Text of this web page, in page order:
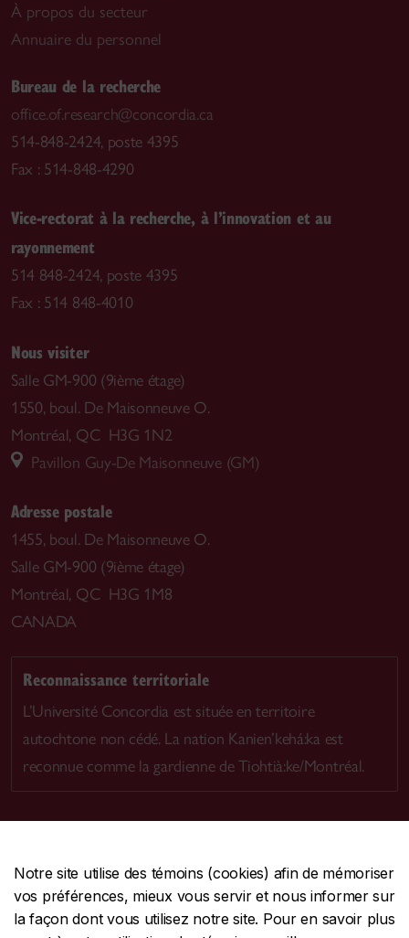
Notre site utilise des témoins (cookies) afin de mémoriser
vos préférences, mieux vous servir et nous informer sur
la façon dont vous utilisez notre site. Pour en savoir plus
À propos du secteur
Annuaire du personnel
Bureau de la recherche
office.of.research@concordia.ca
514-848-2424, poste 4395
Fax : 514-848-4290
Vice-rectorat à la recherche, à l’innovation et au
rayonnement
514 848-2424, poste 4395
Fax : 514 848-4010
Nous visiter
Salle GM-900 (9ième étage)
1550, boul. De Maisonneuve O.
Montréal, QC H3G 1N2
Pavillon Guy-De Maisonneuve (GM)
Adresse postale
1455, boul. De Maisonneuve O.
Salle GM-900 (9ième étage)
Montréal, QC H3G 1M8
CANADA
Reconnaissance territoriale
L’Université Concordia est située en territoire
autochtone non cédé. La nation Kanien’kehá:ka est
reconnue comme la gardienne de Tiohtià:ke/Montréal.
CENTRALE514-848-2424
URGENCE514-848-3717